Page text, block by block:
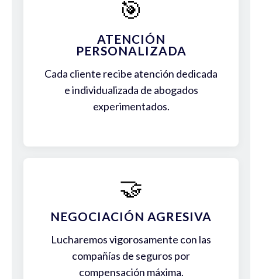
🎯
ATENCIÓN
PERSONALIZADA
Cada cliente recibe atención dedicada
e individualizada de abogados
experimentados.
🤝
NEGOCIACIÓN AGRESIVA
Lucharemos vigorosamente con las
compañías de seguros por
compensación máxima.